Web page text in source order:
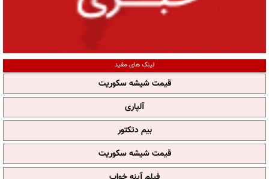
لینک های مفید
قیمت شیشه سکوریت
آلپاری
بیم دتکتور
قیمت شیشه سکوریت